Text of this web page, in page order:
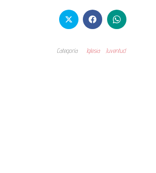
Categoría Iglesia Juventud